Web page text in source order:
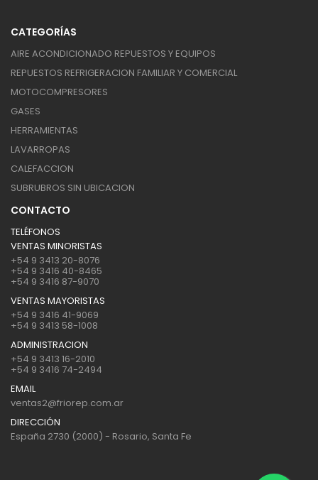
CATEGORÍAS
AIRE ACONDICIONADO REPUESTOS Y EQUIPOS
REPUESTOS REFRIGERACION FAMILIAR Y COMERCIAL
MOTOCOMPRESORES
GASES
HERRAMIENTAS
LAVARROPAS
CALEFACCION
SUBRUBROS SIN UBICACION
CONTACTO
TELÉFONOS
VENTAS MINORISTAS
+54 9 3413 20-8076
+54 9 3416 40-8465
+54 9 3416 87-9070
VENTAS MAYORISTAS
+54 9 3416 41-9069
+54 9 3413 58-1008
ADMINISTRACION
+54 9 3413 16-2010
+54 9 3416 74-2494
EMAIL
ventas2@friorep.com.ar
DIRECCIÓN
España 2730 (2000) - Rosario, Santa Fe